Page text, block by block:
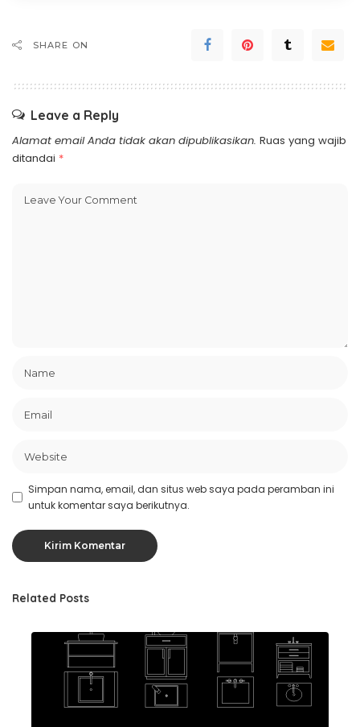
SHARE ON
Leave a Reply
Alamat email Anda tidak akan dipublikasikan. Ruas yang wajib
ditandai *
Simpan nama, email, dan situs web saya pada peramban ini
untuk komentar saya berikutnya.
Related Posts